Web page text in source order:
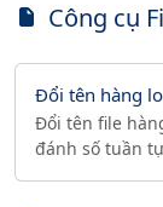
Công cụ
Đổi tên hàng
Đổi tên file
đánh số tuần